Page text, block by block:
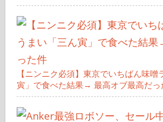
【ニンニク必須】東京でいちばん味
寅」で食べた結果→ 最高オブ最高だっ